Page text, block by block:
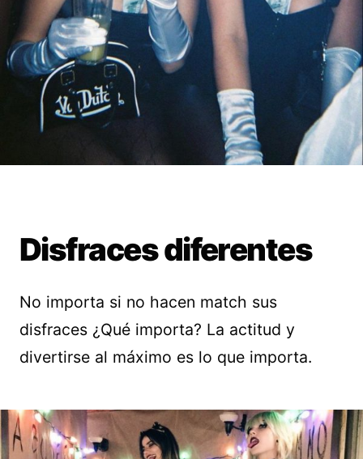
Disfraces diferentes
No importa si no hacen match sus
disfraces ¿Qué importa? La actitud y
divertirse al máximo es lo que importa.